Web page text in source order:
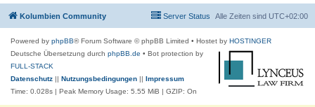
Kolumbien Community Alle Zeiten sind UTC+02:00
Server Status
Powered by phpBB® Forum Software © phpBB Limited • Hostet by HOSTINGER
Deutsche Übersetzung durch phpBB.de • Bot protection by
FULL-STACK
Datenschutz || Nutzungsbedingungen || Impressum
Time: 0.028s | Peak Memory Usage: 5.55 MiB | GZIP: On